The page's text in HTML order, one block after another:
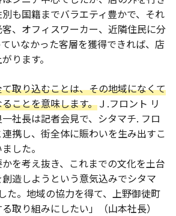
も国籍までバラエティ豊かで、それ
、オフィスワーカー、近隣住民に分
いなかった客層を獲得できれば、店
ります。
取り込むことは、その地域になくて
ことを意味します。Ｊ.フロント リ
社長は記者会見で、シタマチ. フロ
携し、街全体に賑わいを生み出すこ
した。
かを考え抜き、これまでの文化を土台
造しようという意気込みでシタマ
た。地域の協力を得て、上野御徒町
取り組みにしたい」（山本社長）